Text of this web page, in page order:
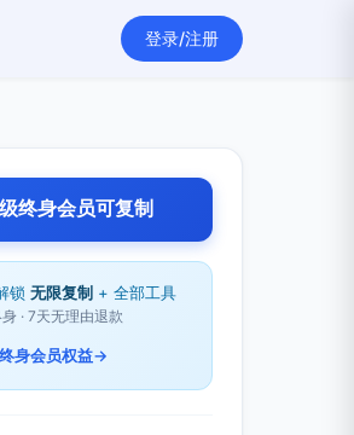
登录/注册
终身会员可复制
锁 无限复制 + 全部工具
· 7天无理由退款
身会员权益→